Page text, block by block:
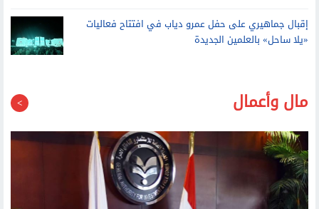
إقبال جماهيري على حفل عمرو دياب في افتتاح فعاليات
«يلا ساحل» بالعلمين الجديدة
مال وأعمال